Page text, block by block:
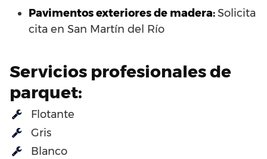
Pavimentos exteriores de madera:Solicita
cita en San Martín del Río
Servicios profesionales de
parquet:
Flotante
Gris
Blanco